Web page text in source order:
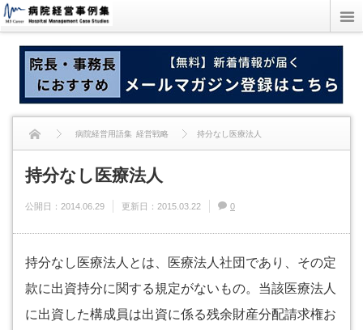
病院経営用語集 経営戦略 持分なし医療法人
持分なし医療法人
公開日： 2014.06.29 更新日： 2015.03.22 0
持分なし医療法人とは、医療法人社団であり、その定
款に出資持分に関する規定がないもの。当該医療法人
に出資した構成員は出資に係る残余財産分配請求権お